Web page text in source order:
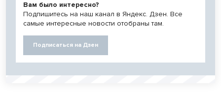
Вам было интересно?
Подпишитесь на наш канал в Яндекс. Дзен. Все
самые интересные новости отобраны там.
Подписаться на Дзен